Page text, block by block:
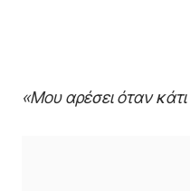
«Μου αρέσει όταν